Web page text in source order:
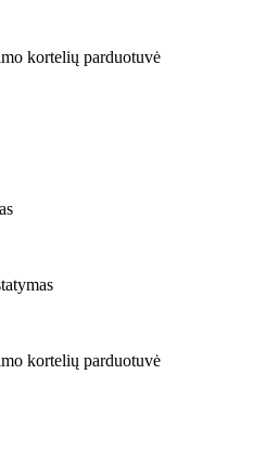
kortelių parduotuvė
kortelių parduotuvė